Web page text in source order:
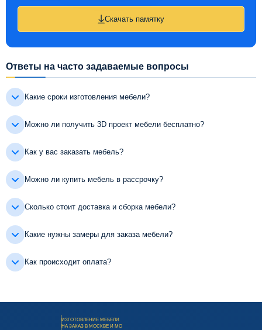
Скачать памятку
Ответы на часто задаваемые вопросы
Какие сроки изготовления мебели?
Можно ли получить 3D проект мебели бесплатно?
Как у вас заказать мебель?
Можно ли купить мебель в рассрочку?
Сколько стоит доставка и сборка мебели?
Какие нужны замеры для заказа мебели?
Как происходит оплата?
ИЗГОТОВЛЕНИЕ МЕБЕЛИ
НА ЗАКАЗ В МОСКВЕ И МО